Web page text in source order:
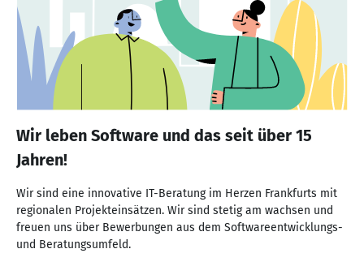
Wir leben Software und das seit über 15
Jahren!
Wir sind eine innovative IT-Beratung im Herzen Frankfurts mit
regionalen Projekteinsätzen. Wir sind stetig am wachsen und
freuen uns über Bewerbungen aus dem Softwareentwicklungs-
und Beratungsumfeld.